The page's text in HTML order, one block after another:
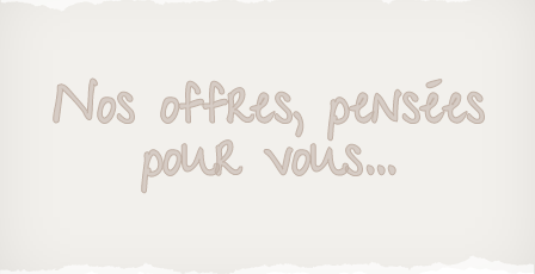
Nos offres, pensées
pour vous...